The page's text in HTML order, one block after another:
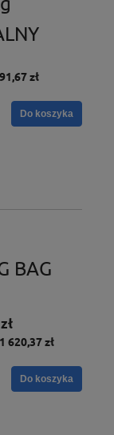
91,67 zł
Do koszyka
BAG
1 620,37 zł
Do koszyka